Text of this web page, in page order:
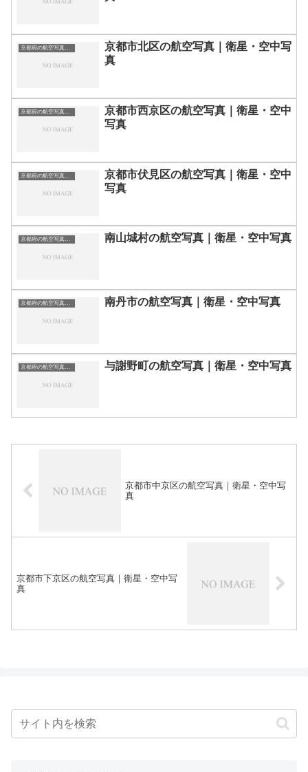
京都市北区の航空写真｜衛星・空中写
真
京都市西京区の航空写真｜衛星・空中
写真
京都市伏見区の航空写真｜衛星・空中
写真
京都府の航空写真・空中写真 南山城村の航空写真｜衛星・空中写真
京都府の航空写真・空中写真 南丹市の航空写真｜衛星・空中写真
京都府の航空写真・空中写真 与謝野町の航空写真｜衛星・空中写真
京都市中京区の航空写真｜衛星・空中写
真
京都市下京区の航空写真｜衛星・空中写
真